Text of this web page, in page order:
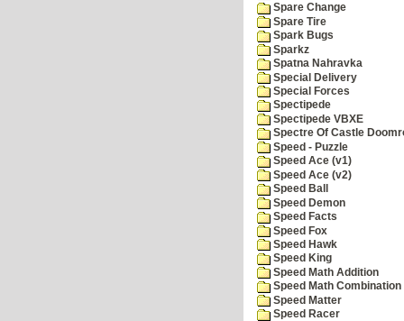
Spare Change
Spare Tire
Spark Bugs
Sparkz
Spatna Nahravka
Special Delivery
Special Forces
Spectipede
Spectipede VBXE
Spectre Of Castle
Speed - Puzzle
Speed Ace (v1)
Speed Ace (v2)
Speed Ball
Speed Demon
Speed Facts
Speed Fox
Speed Hawk
Speed King
Speed Math Addition
Speed Math Combination
Speed Matter
Speed Racer